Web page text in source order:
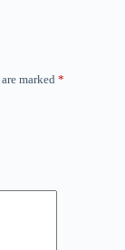
marked*